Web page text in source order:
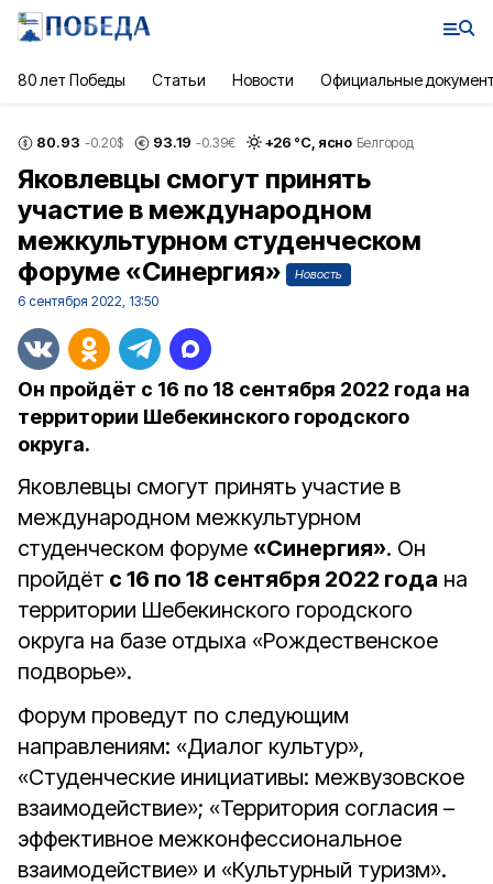
80 лет Победы Статьи Новости Официальные
80.93 -0.20$ 93.19 -0.39€ +26 °С, ясно Белгород
Яковлевцы смогут принять
участие в международном
межкультурном студенческом
форуме «Синергия»
Новость
6 сентября 2022, 13:50
Он пройдёт с 16 по 18 сентября 2022 года на
территории Шебекинского городского
округа.
Яковлевцы смогут принять участие в
международном межкультурном
студенческом форуме «Синергия». Он
пройдёт с 16 по 18 сентября 2022 года на
территории Шебекинского городского
округа на базе отдыха «Рождественское
подворье».
Форум проведут по следующим
направлениям: «Диалог культур»,
«Студенческие инициативы: межвузовское
взаимодействие»; «Территория согласия –
эффективное межконфессиональное
взаимодействие» и «Культурный туризм».